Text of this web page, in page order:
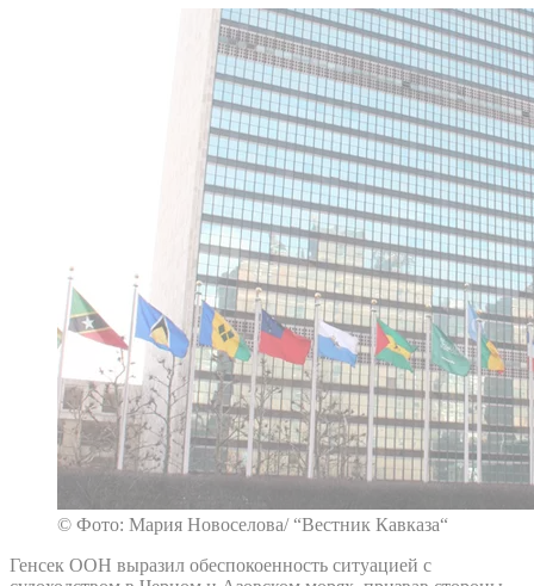
© Фото: Мария Новоселова/ “Вестник Кавказа“
Генсек ООН выразил обеспокоенность ситуацией с